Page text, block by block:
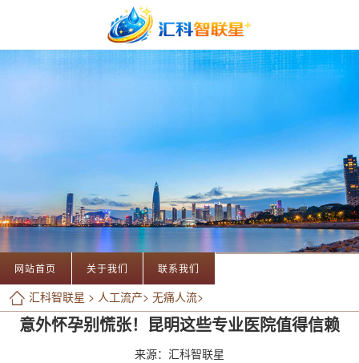
网站首页 关于我们 联系我们
汇科智联星 > 人工流产> 无痛人流>
意外怀孕别慌张！昆明这些专业医院值得信赖
来源：汇科智联星